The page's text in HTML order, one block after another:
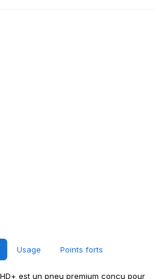
Usage Points forts
est un pneu premium conçu pour